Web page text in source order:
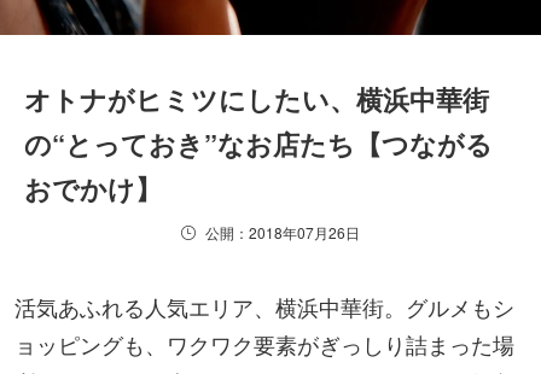
オトナがヒミツにしたい、横浜中華街
の“とっておき”なお店たち【つながる
おでかけ】
公開：2018年07月26日
活気あふれる人気エリア、横浜中華街。グルメもシ
ョッピングも、ワクワク要素がぎっしり詰まった場